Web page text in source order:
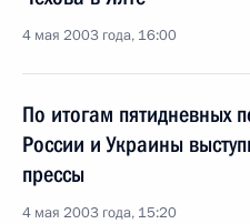
4 мая 2003 года, 16:00
По итогам пятидневных
России и Украины
прессы
4 мая 2003 года, 15:20